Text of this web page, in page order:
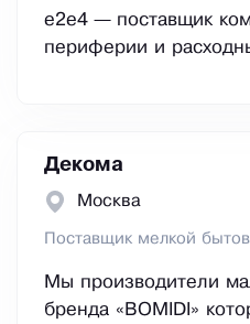
e2e4 — поставщик
периферии и
Декома
Москва
Поставщик мелкой
Мы производители
бренда «BOMIDI»